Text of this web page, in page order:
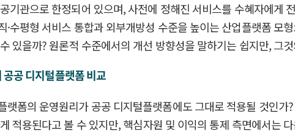
기관으로 한정되어 있으며, 사전에 정해진 서비스를 수혜자에게
·수평형 서비스 통합과 외부개방성 수준을 높이는 산업플랫폼 모
있을까? 원론적 수준에서의 개선 방향성을 말하기는 쉽지만, 그
공 디지털플랫폼 비교
랫폼의 운영원리가 공공 디지털플랫폼에도 그대로 적용될 것인
적용된다고 볼 수 있지만, 핵심자원 및 이익의 통제 측면에서는